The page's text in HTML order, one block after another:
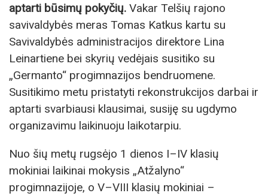
aptarti būsimų pokyčių. Vakar Telšių rajono
savivaldybės meras Tomas Katkus kartu su
Savivaldybės administracijos direktore Lina
Leinartiene bei skyrių vedėjais susitiko su
„Germanto“ progimnazijos bendruomene.
Susitikimo metu pristatyti rekonstrukcijos darbai ir
aptarti svarbiausi klausimai, susiję su ugdymo
organizavimu laikinuoju laikotarpiu.
Nuo šių metų rugsėjo 1 dienos I–IV klasių
mokiniai laikinai mokysis „Atžalyno“
progimnazijoje, o V–VIII klasių mokiniai –